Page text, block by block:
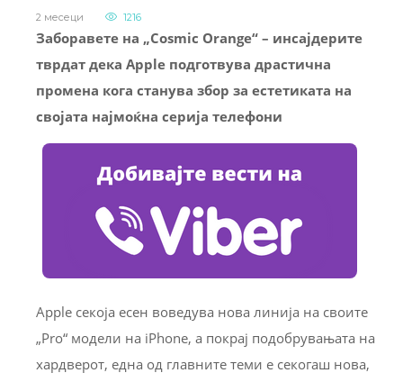
2 месеци 1216
Заборавете на „Cosmic Orange“ – инсајдерите
тврдат дека Apple подготвува драстична
промена кога станува збор за естетиката на
својата најмоќна серија телефони
Apple секоја есен воведува нова линија на своите
„Pro“ модели на iPhone, а покрај подобрувањата на
хардверот, една од главните теми е секогаш нова,